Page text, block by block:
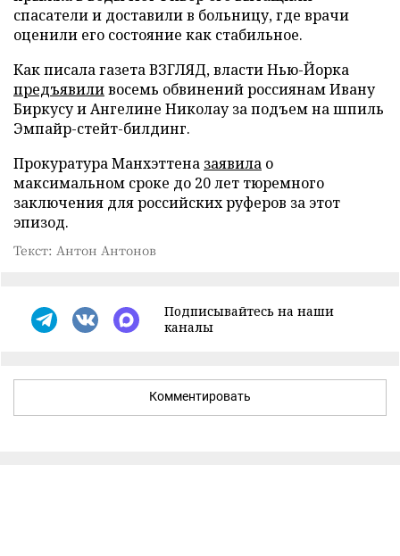
спасатели и доставили в больницу, где врачи
оценили его состояние как стабильное.
Как писала газета ВЗГЛЯД, власти Нью-Йорка
предъявиливосемь обвинений россиянам Ивану
Биркусу и Ангелине Николау за подъем на шпиль
Эмпайр-стейт-билдинг.
Прокуратура Манхэттена заявила о
максимальном сроке до 20 лет тюремного
заключения для российских руферов за этот
эпизод.
Текст: Антон Антонов
Подписывайтесь на наши
каналы
Комментировать